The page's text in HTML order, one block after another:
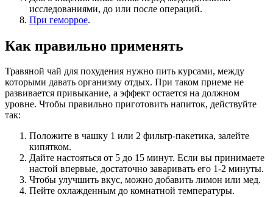
исследованиями, до или после операций.
При геморрое.
Как правильно применять
Травяной чай для похудения нужно пить курсами, между
которыми давать организму отдых. При таком приеме не
развивается привыкание, а эффект остается на должном
уровне. Чтобы правильно приготовить напиток, действуйте
так:
Положите в чашку 1 или 2 фильтр-пакетика, залейте
кипятком.
Дайте настояться от 5 до 15 минут. Если вы принимаете
настой впервые, достаточно заваривать его 1-2 минуты.
Чтобы улучшить вкус, можно добавить лимон или мед.
Пейте охлажденным до комнатной температуры.